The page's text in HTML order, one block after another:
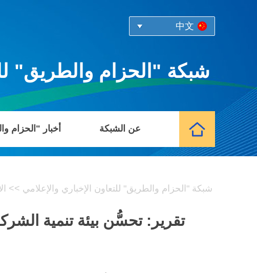
中文
شبكة "الحزام والطريق"
عن الشبكة أخبار "الحزام
شبكة "الحزام والطريق" للتعاون الإخباري والإعلامي >>
تقرير: تحسُّن بيئة تنمية